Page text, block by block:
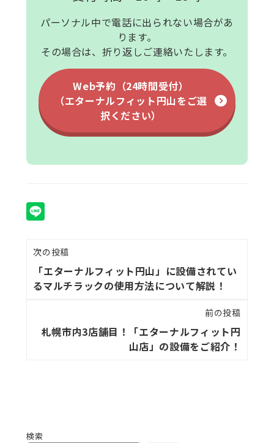
パーソナル中で電話に出られない場合があ
ります。
その場合は、折り返しご連絡いたします。
Web予約（24時間受付）
（エターナルフィット円山をご選
択ください）
次の投稿
「エターナルフィット円山」に設備されてい
るマルチラックの使用方法について解説！
前の投稿
札幌市内3店舗目！「エターナルフィット円
山店」の設備をご紹介！
検索